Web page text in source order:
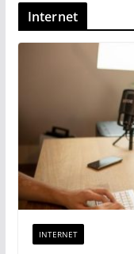
Internet
INTERNET